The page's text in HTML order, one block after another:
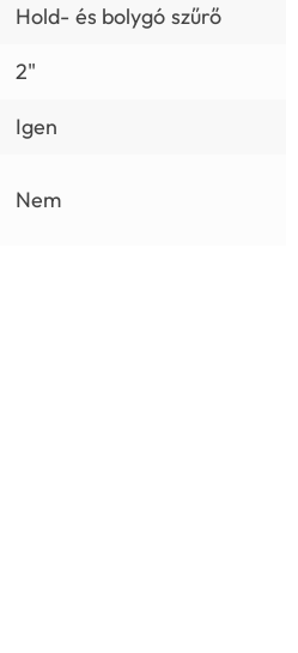
Hold- és bolygó szűrő
2"
Igen
Nem